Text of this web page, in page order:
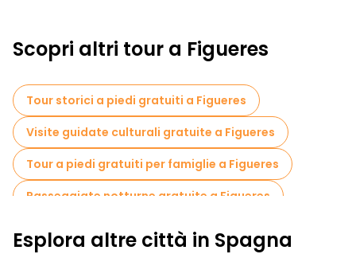
Scopri altri tour a Figueres
Tour storici a piedi gratuiti a Figueres
Visite guidate culturali gratuite a Figueres
Tour a piedi gratuiti per famiglie a Figueres
Passeggiate notturne gratuite a Figueres
Esplora altre città in Spagna